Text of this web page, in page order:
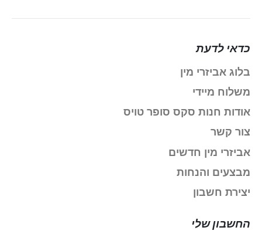
כדאי לדעת
בלוג אביזרי מין
משלוח מיידי
אודות חנות סקס סופר טויס
צור קשר
אביזרי מין חדשים
מבצעים והנחות
יצירת חשבון
החשבון שלי